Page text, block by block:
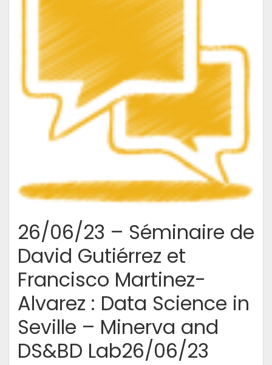
26/06/23 – Séminaire de
David Gutiérrez et
Francisco Martinez-
Alvarez : Data Science in
Seville – Minerva and
DS&BD Lab26/06/23